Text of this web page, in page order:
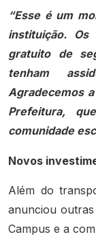
“Esse é um
instituição.
gratuito de
tenham
Agradecemos
Prefeitura,
comunidade
Novos
Além do
anunciou
Campus e a